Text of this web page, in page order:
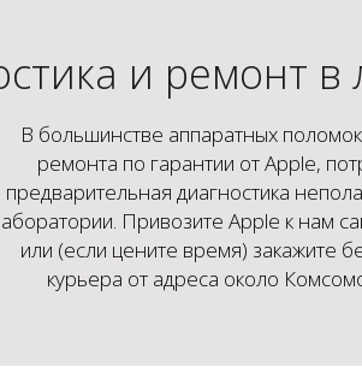
и ремонт в
В большинстве аппаратных
ремонта по гарантии от Apple,
предварительная диагностика
Привозите Apple к нам
или (если цените время) закажите
курьера от адреса около